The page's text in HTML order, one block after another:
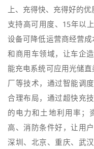
上、充得快、充得好的
支持高可用度、15年以
设备可降低运营商经营
和商用车领域，让车企
能充电系统可应用光储
厂等技术，通过智能调
合理布局，通过超快充
的电力和土地利用率；
高、消防条件好，让用
深圳、北京、重庆、武